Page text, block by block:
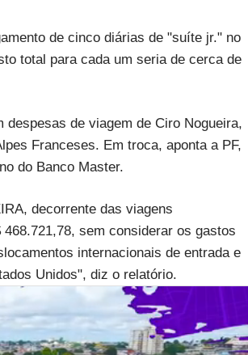
de cinco diárias de "suíte jr." no
total para cada um seria de cerca de
despesas de viagem de Ciro Nogueira,
Franceses. Em troca, aponta a PF,
do Banco Master.
decorrente das viagens
sem considerar os gastos
internacionais de entrada e
Unidos", diz o relatório.